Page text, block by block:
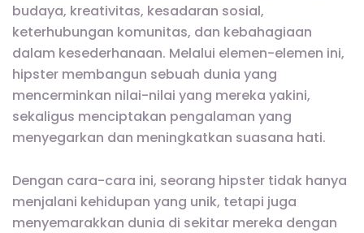
budaya, kreativitas, kesadaran sosial,
keterhubungan komunitas, dan kebahagiaan
dalam kesederhanaan. Melalui elemen-elemen ini,
hipster membangun sebuah dunia yang
mencerminkan nilai-nilai yang mereka yakini,
sekaligus menciptakan pengalaman yang
menyegarkan dan meningkatkan suasana hati.
Dengan cara-cara ini, seorang hipster tidak hanya
menjalani kehidupan yang unik, tetapi juga
menyemarakkan dunia di sekitar mereka dengan